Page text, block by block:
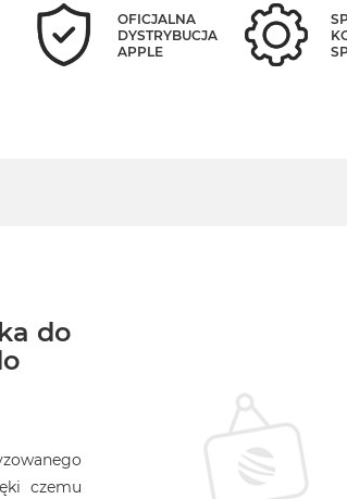
OFICJALNA
DYSTRYBUCJA
APPLE
do
czemu